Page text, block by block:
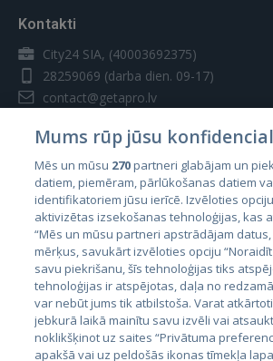
Kontakti
City24 SIA, (40003692375)
28259069 (darba dien. 09-17)
contact@getapro.lv
Valstis
Igaunija
Latvija
Lietuva
Mums rūp jūsu
Mēs un mūsu 270partneri glabājam un
datiem, piemēram, pārlūkošanas datiem
identifikatoriem jūsu ierīcē. Izvēloties
aktivizētas izsekošanas tehnoloģijas, kas
“Mēs un mūsu partneri apstrādājam
mērķus, savukārt izvēloties opciju
savu piekrišanu, šīs tehnoloģijas tiks
tehnoloģijas ir atspējotas, daļa no
var nebūt jums tik atbilstoša. Varat
jebkurā laikā mainītu savu izvēli vai
noklikšķinot uz saites “Privātuma
apakšā vai uz peldošās ikonas tīmekļa